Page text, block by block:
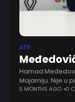
ATP
Hamad
Majamiju. Nije u
tehničke prirode.
5 MONTHS AGO 0